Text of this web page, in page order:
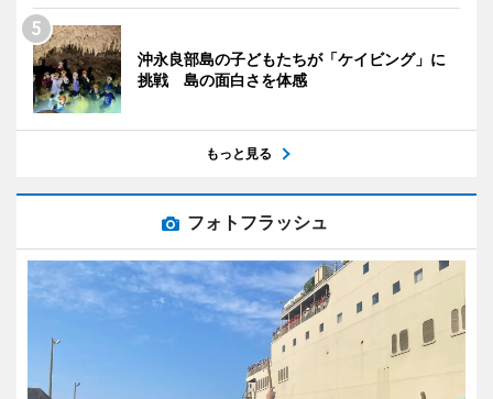
沖永良部島の子どもたちが「ケイビング」に
挑戦 島の面白さを体感
もっと見る
フォトフラッシュ